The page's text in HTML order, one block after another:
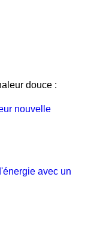
douce :
nouvelle
avec un